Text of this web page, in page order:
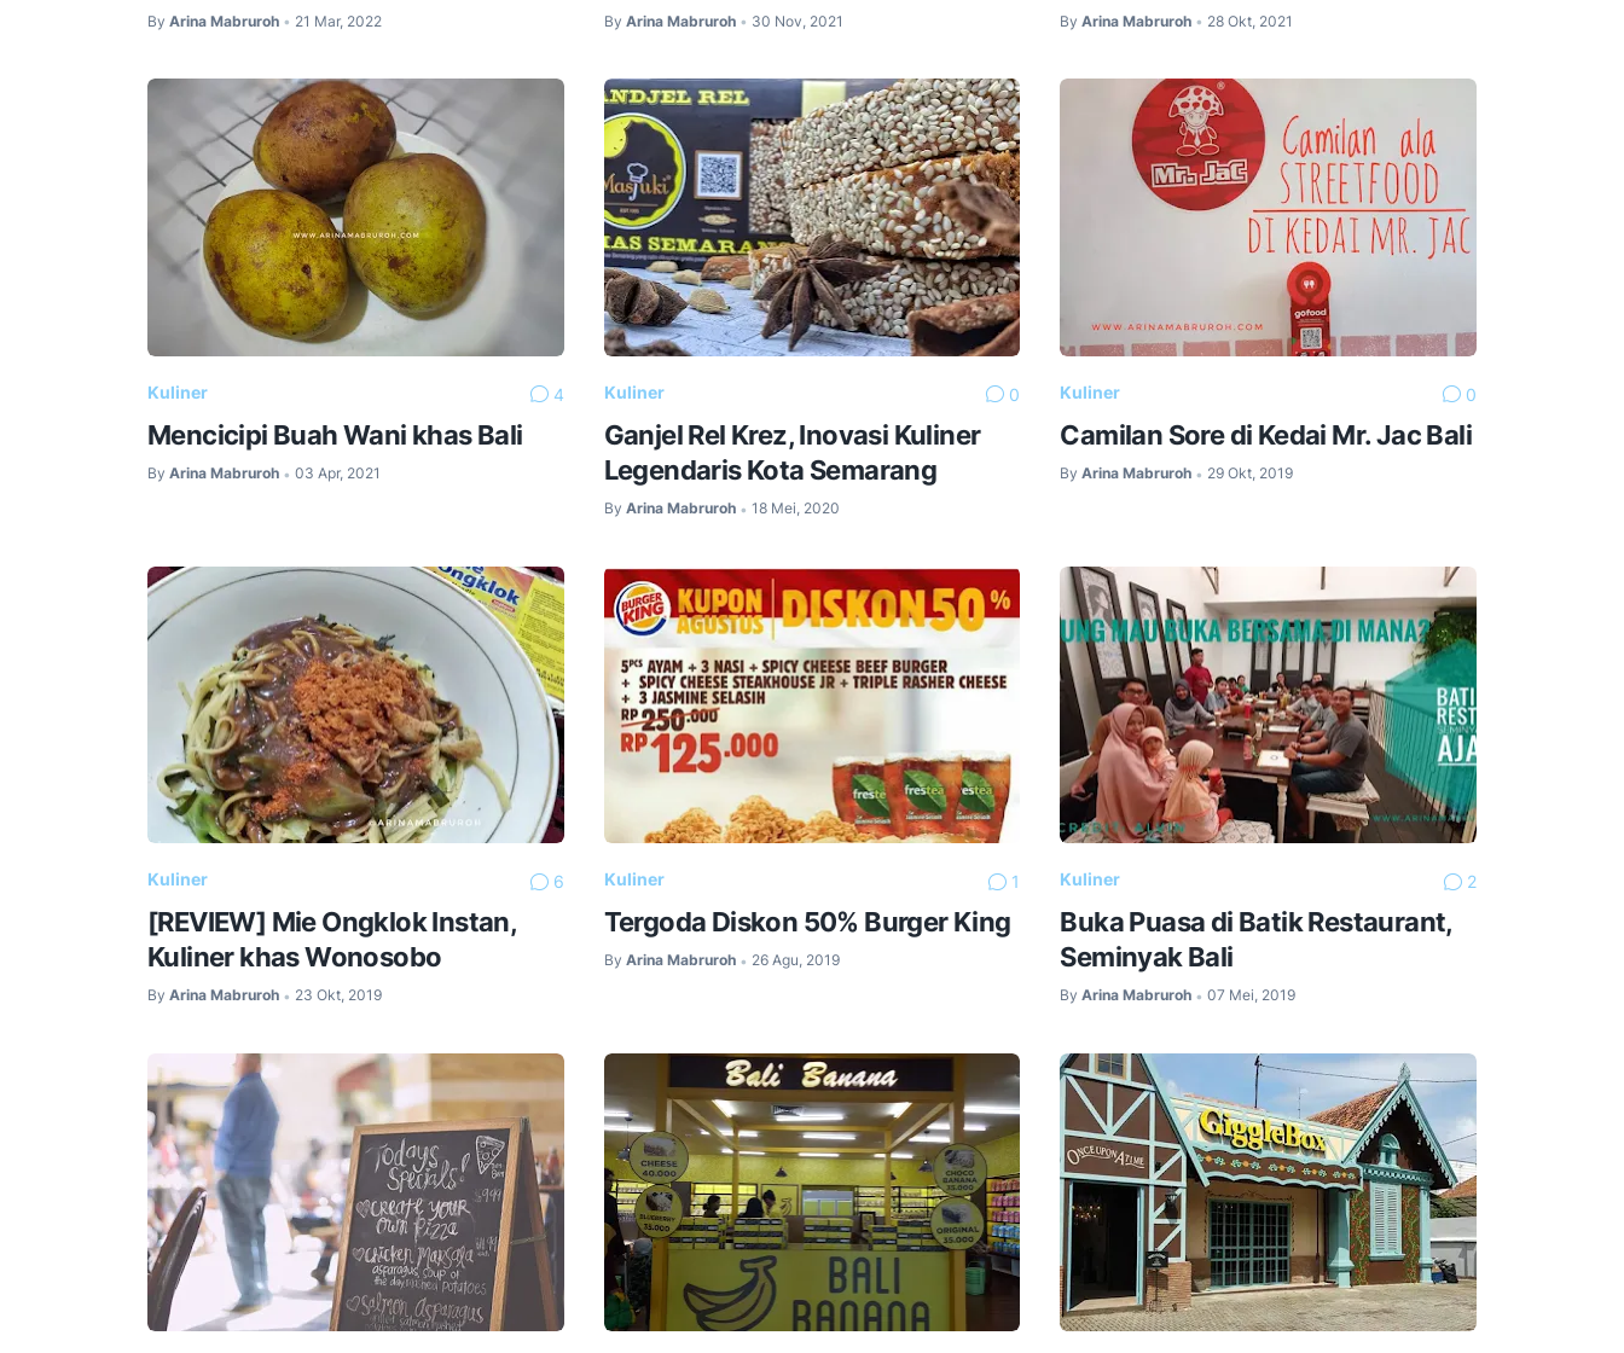
By Arina Mabruroh • 21 Mar, 2022 By Arina Mabruroh • 30 Nov, 2021 By Arina Mabruroh • 28 Okt, 2021
Kuliner 4
Mencicipi Buah Wani khas Bali
By Arina Mabruroh • 03 Apr, 2021
Kuliner 0
Ganjel Rel Krez, Inovasi Kuliner
Legendaris Kota Semarang
By Arina Mabruroh • 18 Mei, 2020
Kuliner 0
Camilan Sore di Kedai Mr. Jac Bali
By Arina Mabruroh • 29 Okt, 2019
Kuliner 6
[REVIEW] Mie Ongklok Instan,
Kuliner khas Wonosobo
By Arina Mabruroh • 23 Okt, 2019
Kuliner 1
Tergoda Diskon 50% Burger King
By Arina Mabruroh • 26 Agu, 2019
Kuliner 2
Buka Puasa di Batik Restaurant,
Seminyak Bali
By Arina Mabruroh • 07 Mei, 2019